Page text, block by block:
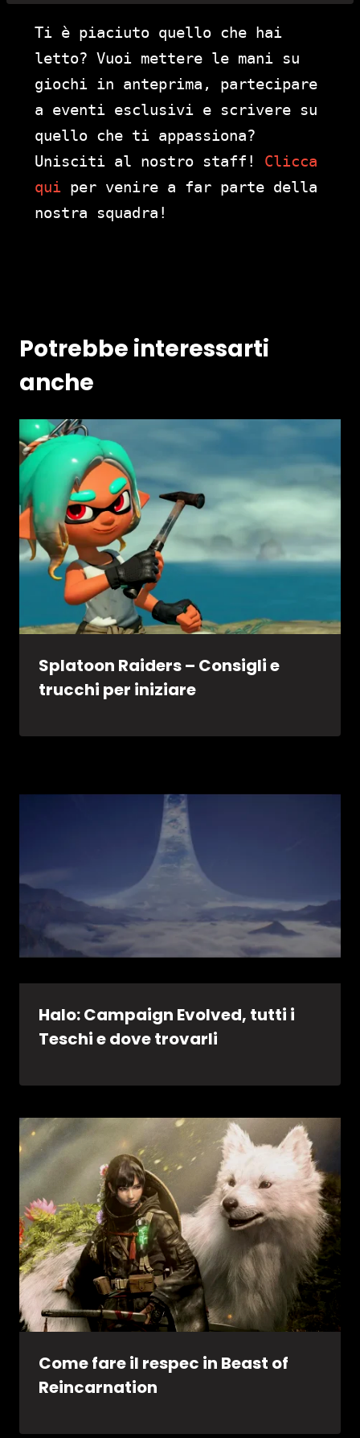
Ti è piaciuto quello che hai
letto? Vuoi mettere le mani su
giochi in anteprima, partecipare
a eventi esclusivi e scrivere su
quello che ti appassiona?
Unisciti al nostro staff! Clicca
qui per venire a far parte della
nostra squadra!
Potrebbe interessarti
anche
Splatoon Raiders – Consigli e
trucchi per iniziare
Halo: Campaign Evolved, tutti i
Teschi e dove trovarli
Come fare il respec in Beast of
Reincarnation